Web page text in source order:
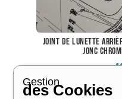
Joint de lunette
jonc
Gestion
des Cookies